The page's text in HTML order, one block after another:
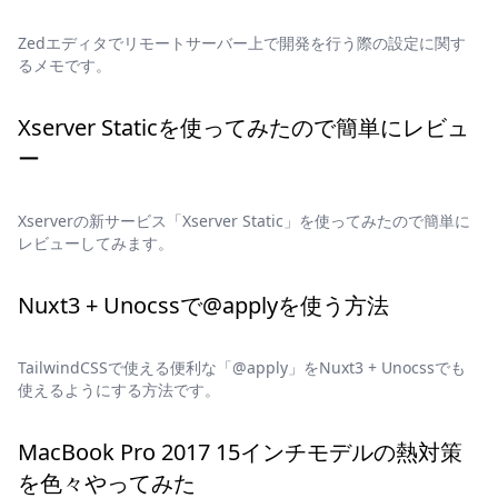
Zedエディタでリモートサーバー上で開発を行う際の設定に関す
るメモです。
Xserver Staticを使ってみたので簡単にレビュ
ー
Xserverの新サービス「Xserver Static」を使ってみたので簡単に
レビューしてみます。
Nuxt3 + Unocssで@applyを使う方法
TailwindCSSで使える便利な「@apply」をNuxt3 + Unocssでも
使えるようにする方法です。
MacBook Pro 2017 15インチモデルの熱対策
を色々やってみた